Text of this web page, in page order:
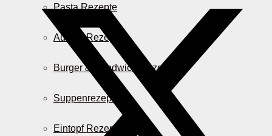
Pasta Rezepte
Auflauf Rezepte
Burger & Sandwich Rezepte
Suppenrezepte
Eintopf Rezepte